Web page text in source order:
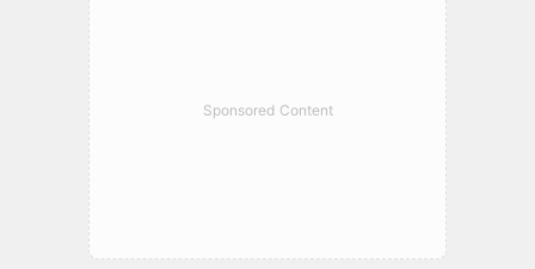
Sponsored Content